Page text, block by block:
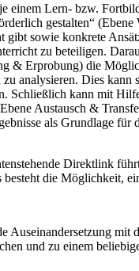
einem Lern- bzw.
gestalten“
sowie konkrete
zu beteiligen.
& Erprobung) die
analysieren. Dies
Schließlich kann mit
Austausch &
als Grundlage
Direktlink
die Möglichkeit,
Auseinandersetzung mit
und zu einem